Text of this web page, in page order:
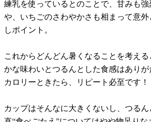
練乳を使っているとのことで、甘みも強
や、いちごのさわやかさも相まって意
しポイント。
これからどんどん暑くなることを考え
かな味わいとつるんとした食感はあり
カロリーときたら、リピート必至です！
カップはそんなに大きくないし、つる